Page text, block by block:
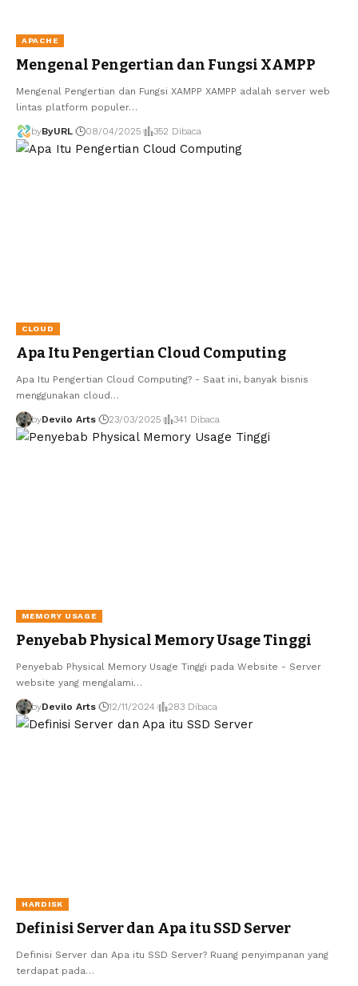
APACHE
Mengenal Pengertian dan Fungsi XAMPP
Mengenal Pengertian dan Fungsi XAMPP XAMPP adalah server web
lintas platform populer…
byByURL 08/04/2025 352 Dibaca
CLOUD
Apa Itu Pengertian Cloud Computing
Apa Itu Pengertian Cloud Computing? - Saat ini, banyak bisnis
menggunakan cloud…
byDevilo Arts 23/03/2025 341 Dibaca
MEMORY USAGE
Penyebab Physical Memory Usage Tinggi
Penyebab Physical Memory Usage Tinggi pada Website - Server
website yang mengalami…
byDevilo Arts 12/11/2024 283 Dibaca
HARDISK
Definisi Server dan Apa itu SSD Server
Definisi Server dan Apa itu SSD Server? Ruang penyimpanan yang
terdapat pada…